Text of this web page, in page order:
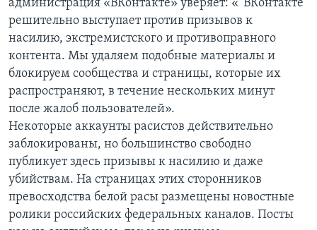
администрация «ВКонтакте» уверяет: «“ВКонтакте”
решительно выступает против призывов к
насилию, экстремистского и противоправного
контента. Мы удаляем подобные материалы и
блокируем сообщества и страницы, которые их
распространяют, в течение нескольких минут
после жалоб пользователей».
Некоторые аккаунты расистов действительно
заблокированы, но большинство свободно
публикует здесь призывы к насилию и даже
убийствам. На страницах этих сторонников
превосходства белой расы размещены новостные
ролики российских федеральных каналов. Посты